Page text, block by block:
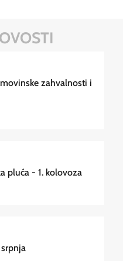
zahvalnosti i
pluća - 1. kolovoza